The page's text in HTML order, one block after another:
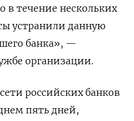
в течение нескольких
устранили данную
банка», —
организации.
российских банков
пять дней,